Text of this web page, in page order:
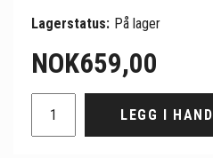
Lagerstatus: På lager
NOK659,00
LEGG I